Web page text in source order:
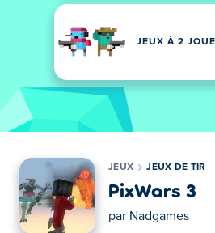
JEUX À 2
JEUX JEUX DE TIR
PixWars 3
par Nadgames